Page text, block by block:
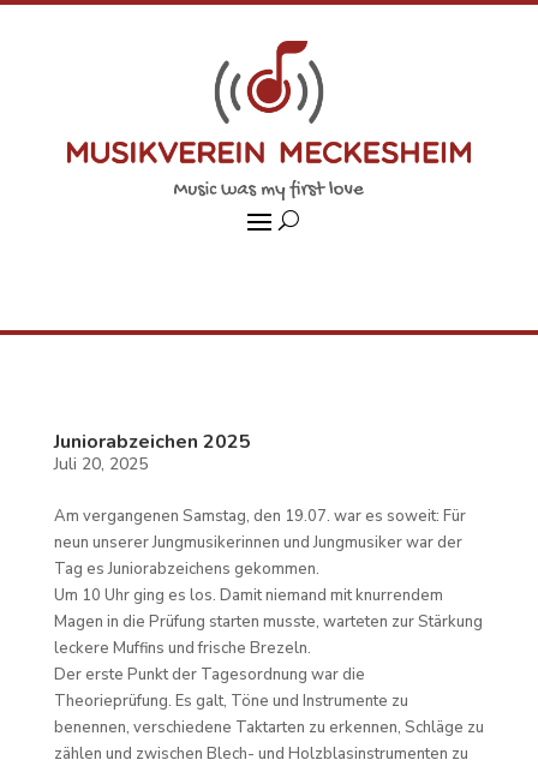
Juniorabzeichen 2025
Juli 20, 2025
Am vergangenen Samstag, den 19.07. war es soweit: Für
neun unserer Jungmusikerinnen und Jungmusiker war der
Tag es Juniorabzeichens gekommen.
Um 10 Uhr ging es los. Damit niemand mit knurrendem
Magen in die Prüfung starten musste, warteten zur Stärkung
leckere Muffins und frische Brezeln.
Der erste Punkt der Tagesordnung war die
Theorieprüfung. Es galt, Töne und Instrumente zu
benennen, verschiedene Taktarten zu erkennen, Schläge zu
zählen und zwischen Blech- und Holzblasinstrumenten zu